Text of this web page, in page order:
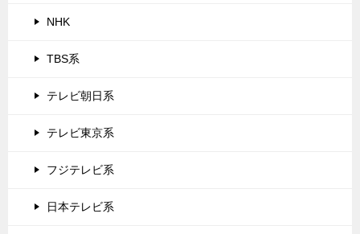
NHK
TBS系
テレビ朝日系
テレビ東京系
フジテレビ系
日本テレビ系